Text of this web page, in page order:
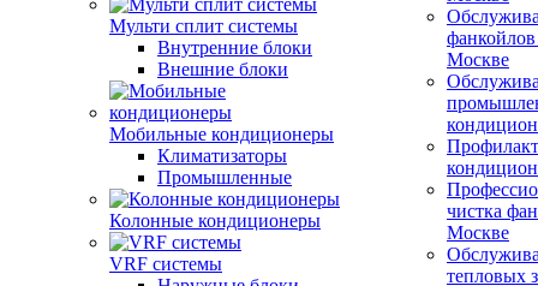
Мульти сплит системы
Внутренние блоки
Внешние блоки
Мобильные кондиционеры
Климатизаторы
Промышленные
Колонные кондиционеры
VRF системы
Москве
чистка
Москве
тепловых